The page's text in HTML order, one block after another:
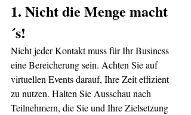
1. Nicht die Menge macht
´s!
Nicht jeder Kontakt muss für Ihr Business
eine Bereicherung sein. Achten Sie auf
virtuellen Events darauf, Ihre Zeit effizient
zu nutzen. Halten Sie Ausschau nach
Teilnehmern, die Sie und Ihre Zielsetzung